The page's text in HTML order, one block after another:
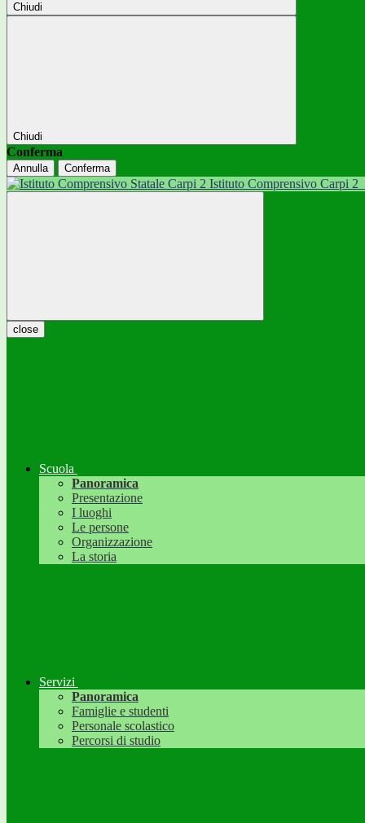
Chiudi
Chiudi
Conferma
Annulla Conferma
Istituto Comprensivo Carpi 2
close
Scuola
Panoramica
Presentazione
I luoghi
Le persone
Organizzazione
La storia
Servizi
Panoramica
Famiglie e studenti
Personale scolastico
Percorsi di studio